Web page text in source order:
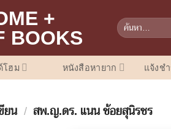
ค้นหา:
โฮม หนังสือหายาก แจ้งช
ยน / สพ.ญ.ดร. แนน ช้อยสุนิรชร